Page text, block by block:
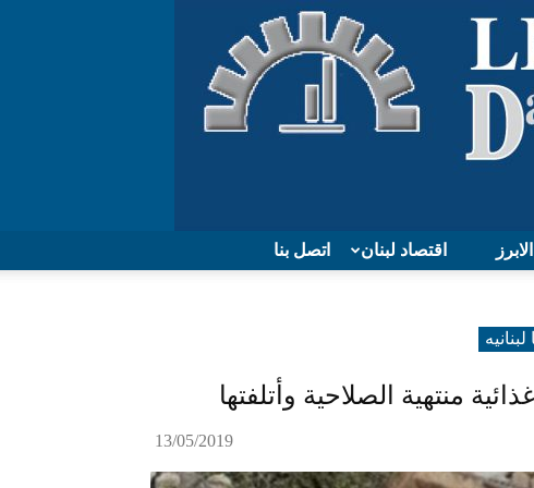
اتصل بنا اقتصاد لبنان الابرز
لبنانیه
منتهية الصلاحية وأتلفتها
13/05/2019